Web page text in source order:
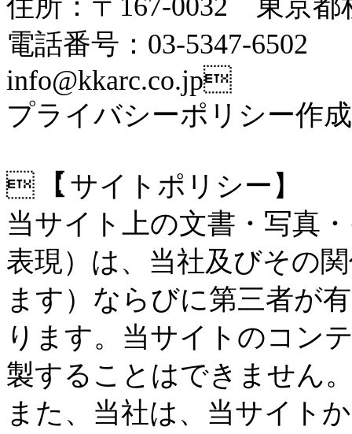
住所：〒167-0032 東京都
電話番号：03-5347-6502
info@kkarc.co.jp
プライバシーポリシー作
 【サイトポリシー】
当サイト上の文書・写真
表現）は、当社及びその
ます）ならびに第三者が
ります。当サイトのコン
製することはできません
また、当社は、当サイト